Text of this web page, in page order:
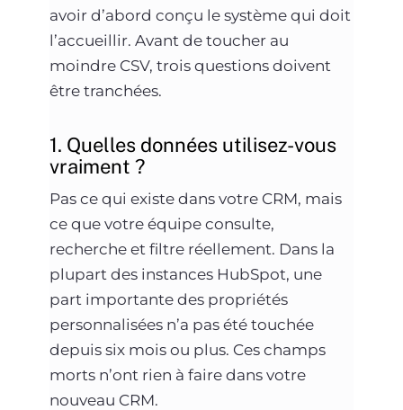
avoir d’abord conçu le système qui doit
l’accueillir. Avant de toucher au
moindre CSV, trois questions doivent
être tranchées.
1. Quelles données utilisez-vous
vraiment ?
Pas ce qui existe dans votre CRM, mais
ce que votre équipe consulte,
recherche et filtre réellement. Dans la
plupart des instances HubSpot, une
part importante des propriétés
personnalisées n’a pas été touchée
depuis six mois ou plus. Ces champs
morts n’ont rien à faire dans votre
nouveau CRM.